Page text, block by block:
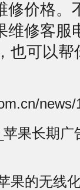
修价格。
维修客服
也可以帮
news/
果长期广
果的无线